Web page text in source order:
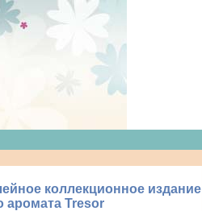
коллекционное издание
аромата Tresor